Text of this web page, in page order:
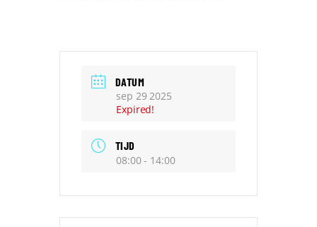
DATUM
sep 29 2025
Expired!
TIJD
08:00 - 14:00